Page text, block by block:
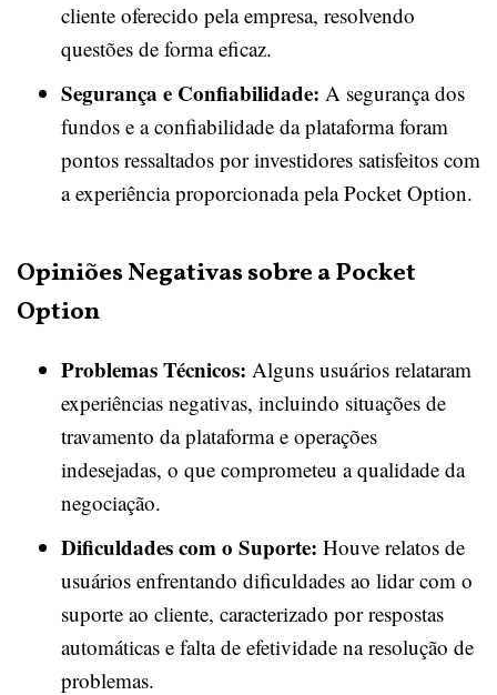
cliente oferecido pela empresa, resolvendo
questões de forma eficaz.
Segurança e Confiabilidade: A segurança dos
fundos e a confiabilidade da plataforma foram
pontos ressaltados por investidores satisfeitos com
a experiência proporcionada pela Pocket Option.
Opiniões Negativas sobre a Pocket
Option
Problemas Técnicos: Alguns usuários relataram
experiências negativas, incluindo situações de
travamento da plataforma e operações
indesejadas, o que comprometeu a qualidade da
negociação.
Dificuldades com o Suporte: Houve relatos de
usuários enfrentando dificuldades ao lidar com o
suporte ao cliente, caracterizado por respostas
automáticas e falta de efetividade na resolução de
problemas.